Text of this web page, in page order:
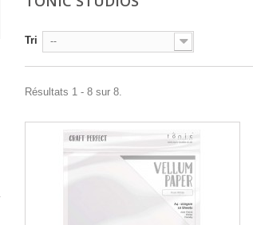
Tri --
Résultats 1 - 8 sur 8.